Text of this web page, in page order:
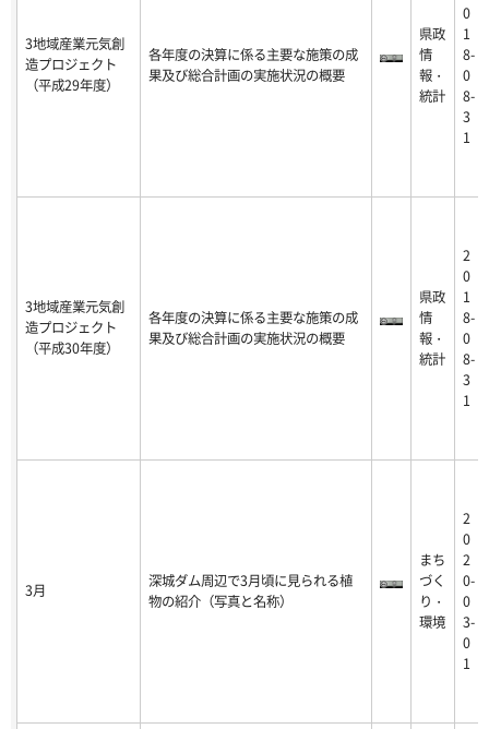
3地域産業元気創
造プロジェクト
（平成29年度）
各年度の決算に係る主要な施策の成
果及び総合計画の実施状況の概要
県政
情
報・
統計
0
1
8-
0
8-
3
1
3地域産業元気創
造プロジェクト
（平成30年度）
各年度の決算に係る主要な施策の成
果及び総合計画の実施状況の概要
県政
情
報・
統計
2
0
1
8-
0
8-
3
1
3月
深城ダム周辺で3月頃に見られる植
物の紹介（写真と名称）
まち
づく
り・
環境
2
0
2
0-
0
3-
0
1